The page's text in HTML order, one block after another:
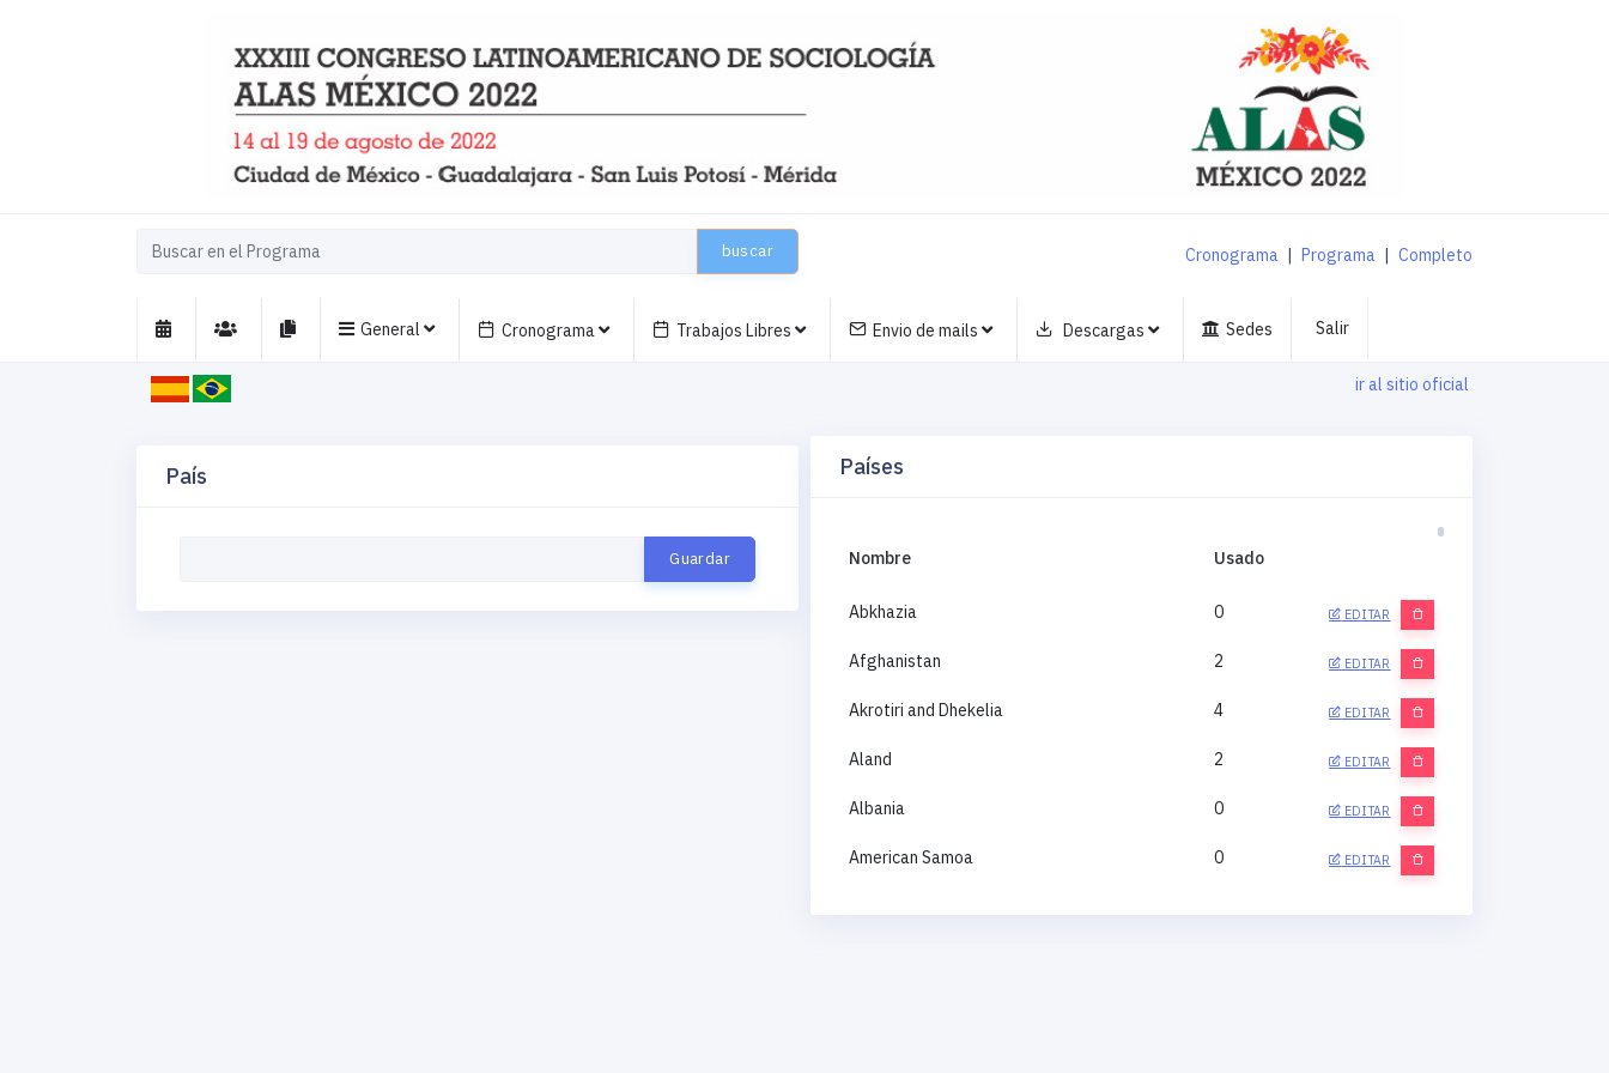
buscar Cronograma | Programa | Completo
General Cronograma Trabajos Libres Envio de mails Descargas Sedes Salir
ir al sitio oficial
País Países
Nombre Usado
Abkhazia 0 EDITAR
Afghanistan 2 EDITAR
Akrotiri and Dhekelia 4 EDITAR
Aland 2 EDITAR
Albania 0 EDITAR
American Samoa 0 EDITAR